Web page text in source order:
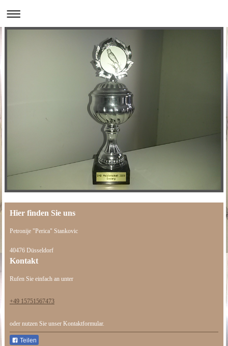
Hier finden Sie uns
Petronije "Perica" Stankovic
40476 Düsseldorf
Kontakt
Rufen Sie einfach an unter
+49 15751567473
oder nutzen Sie unser Kontaktformular.
Teilen